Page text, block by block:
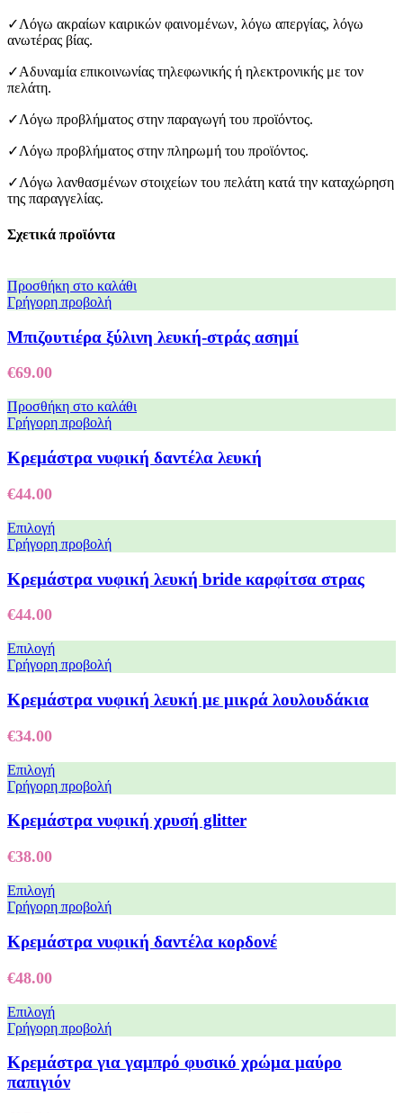
✓Λόγω ακραίων καιρικών φαινομένων, λόγω απεργίας, λόγω
ανωτέρας βίας.
✓Αδυναμία επικοινωνίας τηλεφωνικής ή ηλεκτρονικής με τον
πελάτη.
✓Λόγω προβλήματος στην παραγωγή του προϊόντος.
✓Λόγω προβλήματος στην πληρωμή του προϊόντος.
✓Λόγω λανθασμένων στοιχείων του πελάτη κατά την καταχώρηση
της παραγγελίας.
Σχετικά προϊόντα
Προσθήκη στο καλάθι
Γρήγορη προβολή
Μπιζουτιέρα ξύλινη λευκή-στράς ασημί
€69.00
Προσθήκη στο καλάθι
Γρήγορη προβολή
Κρεμάστρα νυφική δαντέλα λευκή
€44.00
Επιλογή
Γρήγορη προβολή
Κρεμάστρα νυφική λευκή bride καρφίτσα στρας
€44.00
Επιλογή
Γρήγορη προβολή
Κρεμάστρα νυφική λευκή με μικρά λουλουδάκια
€34.00
Επιλογή
Γρήγορη προβολή
Κρεμάστρα νυφική χρυσή glitter
€38.00
Επιλογή
Γρήγορη προβολή
Κρεμάστρα νυφική δαντέλα κορδονέ
€48.00
Επιλογή
Γρήγορη προβολή
Κρεμάστρα για γαμπρό φυσικό χρώμα μαύρο
παπιγιόν